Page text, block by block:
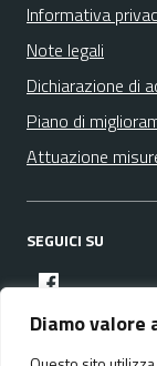
Diamo valore
Informativa
Note legali
Dichiarazione di
Piano di
Attuazione
SEGUICI SU
facebook